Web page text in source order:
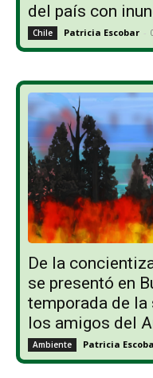
del país con
Chile Patricia Escobar -
De la
se presentó en
temporada de la
los amigos del
Ambiente Patricia